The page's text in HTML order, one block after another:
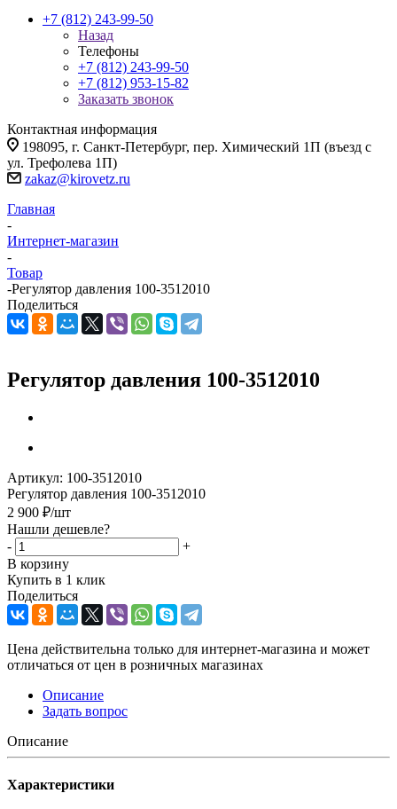
+7 (812) 243-99-50
Назад
Телефоны
+7 (812) 243-99-50
+7 (812) 953-15-82
Заказать звонок
Контактная информация
198095, г. Санкт-Петербург, пер. Химический 1П (въезд с
ул. Трефолева 1П)
zakaz@kirovetz.ru
Главная
-
Интернет-магазин
-
Товар
-Регулятор давления 100-3512010
Поделиться
Регулятор давления 100-3512010
Артикул: 100-3512010
Регулятор давления 100-3512010
2 900 ₽/шт
Нашли дешевле?
-
+
В корзину
Купить в 1 клик
Поделиться
Цена действительна только для интернет-магазина и может
отличаться от цен в розничных магазинах
Описание
Задать вопрос
Описание
Характеристики